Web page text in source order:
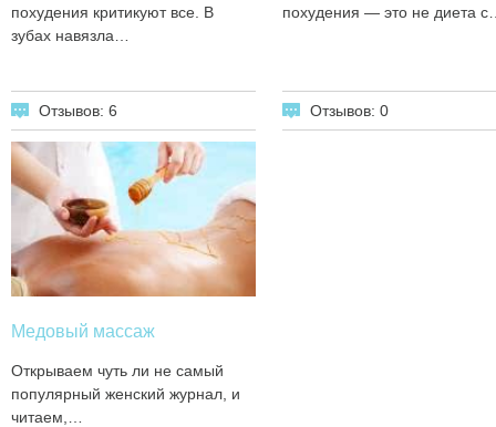
похудения критикуют все. В
зубах навязла…
Отзывов: 6
похудения — это не диета
Отзывов: 0
Медовый массаж
Открываем чуть ли не самый
популярный женский журнал, и
читаем,…